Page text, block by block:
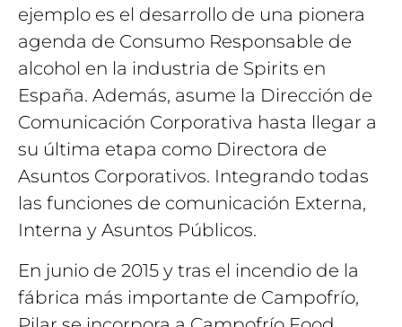
ejemplo es el desarrollo de una pionera
agenda de Consumo Responsable de
alcohol en la industria de Spirits en
España. Además, asume la Dirección de
Comunicación Corporativa hasta llegar a
su última etapa como Directora de
Asuntos Corporativos. Integrando todas
las funciones de comunicación Externa,
Interna y Asuntos Públicos.
En junio de 2015 y tras el incendio de la
fábrica más importante de Campofrío,